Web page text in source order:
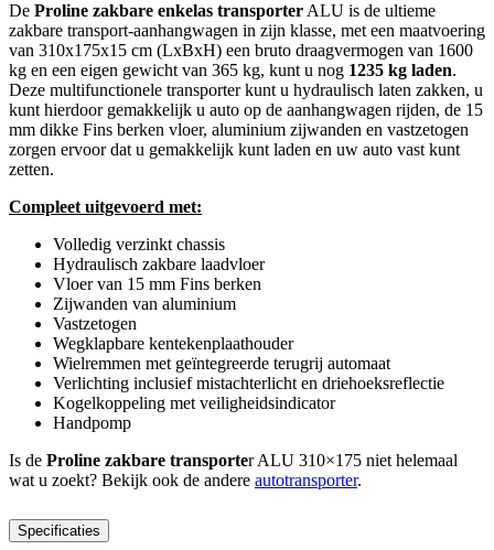
De Proline zakbare enkelas transporterALU is de ultieme
zakbare transport-aanhangwagen in zijn klasse, met een maatvoering
van 310x175x15 cm (LxBxH) een bruto draagvermogen van 1600
kg en een eigen gewicht van 365 kg, kunt u nog 1235 kg laden.
Deze multifunctionele transporter kunt u hydraulisch laten zakken, u
kunt hierdoor gemakkelijk u auto op de aanhangwagen rijden, de 15
mm dikke Fins berken vloer, aluminium zijwanden en vastzetogen
zorgen ervoor dat u gemakkelijk kunt laden en uw auto vast kunt
zetten.
Compleet uitgevoerd met:
Volledig verzinkt chassis
Hydraulisch zakbare laadvloer
Vloer van 15 mm Fins berken
Zijwanden van aluminium
Vastzetogen
Wegklapbare kentekenplaathouder
Wielremmen met geïntegreerde terugrij automaat
Verlichting inclusief mistachterlicht en driehoeksreflectie
Kogelkoppeling met veiligheidsindicator
Handpomp
Is de Proline zakbare transporter ALU 310×175 niet helemaal
wat u zoekt? Bekijk ook de andere autotransporter.
Specificaties